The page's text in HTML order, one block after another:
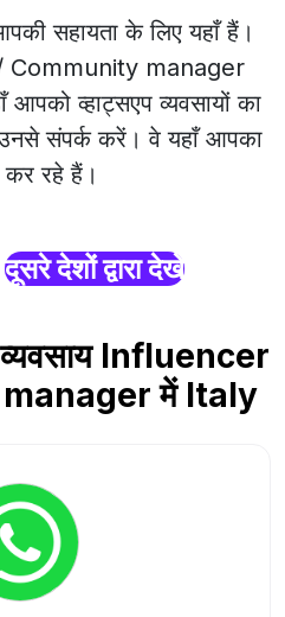
सहायता के लिए यहाँ हैं।
Community manager
व्हाट्सएप व्यवसायों का
संपर्क करें। वे यहाँ आपका
कर रहे हैं।
दूसरे देशों द्वारा देखें
व्यवसाय Influencer
में Italy